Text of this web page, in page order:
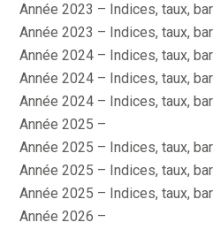
Année 2023 – Indices, taux,
Année 2023 – Indices, taux,
Année 2024 – Indices, taux,
Année 2024 – Indices, taux,
Année 2024 – Indices, taux,
Année 2025 –
Année 2025 – Indices, taux,
Année 2025 – Indices, taux,
Année 2025 – Indices, taux,
Année 2026 –